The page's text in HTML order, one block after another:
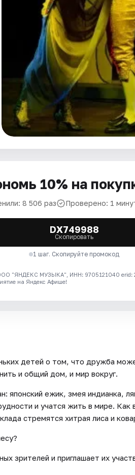
10% на
8 506 раз Проверено: 1
DX749988
Скопировать
1 шаг. Скопируйте промокод
"ЯНДЕКС МУЗЫКА", ИНН: 9705121040 erid:
на Яндекс Афише!
детей о том, что дружба
и общий дом, и мир вокруг.
японский ежик, змея индианка,
и учатся жить в мире. Как
стремятся хитрая лиса и
зрителей и приглашает их